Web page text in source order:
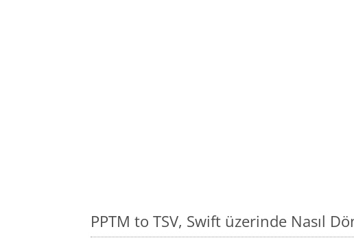
PPTM to TSV, Swift üzerinde Nasıl